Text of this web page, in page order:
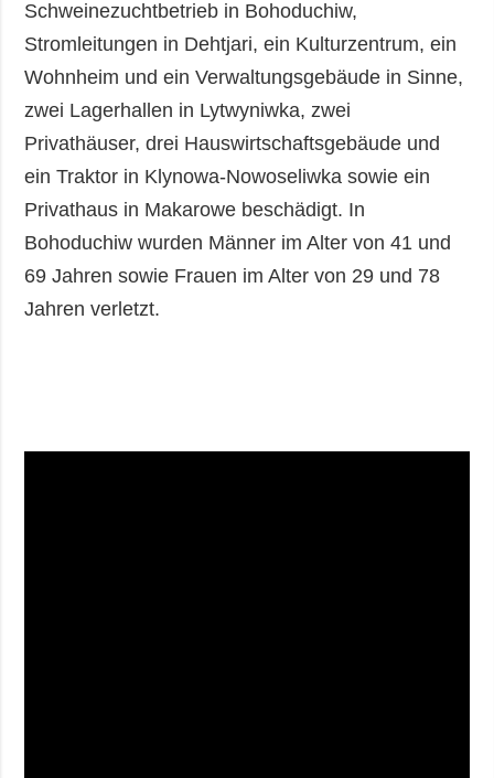
Schweinezuchtbetrieb in Bohoduchiw,
Stromleitungen in Dehtjari, ein Kulturzentrum, ein
Wohnheim und ein Verwaltungsgebäude in Sinne,
zwei Lagerhallen in Lytwyniwka, zwei
Privathäuser, drei Hauswirtschaftsgebäude und
ein Traktor in Klynowa-Nowoseliwka sowie ein
Privathaus in Makarowe beschädigt. In
Bohoduchiw wurden Männer im Alter von 41 und
69 Jahren sowie Frauen im Alter von 29 und 78
Jahren verletzt.